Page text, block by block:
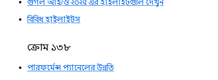
গুগল আই/ও ২০২৫ এর হাইলাইটগুলি দেখুন
বিবিধ হাইলাইটস
ক্রোম ১৩৮
পারফর্মেন্স প্যানেলের উন্নতি